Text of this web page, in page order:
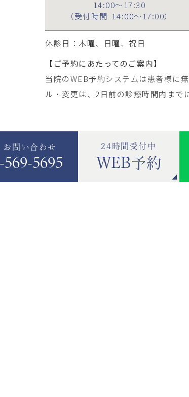
14:00～17:30
（受付時間 14:00～17:00）
休診日：木曜、日曜、祝日
【ご予約にあたってのご案内】
当院のWEB予約システムは患者様に
ル・変更は、2日前の診療時間内まで
お問い合わせ
5695
24時間受付中
WEB予約